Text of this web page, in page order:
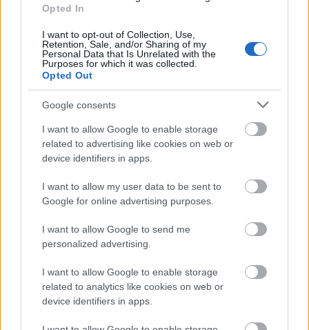
Opted In
I want to opt-out of Collection, Use,
Retention, Sale, and/or Sharing of my
Personal Data that Is Unrelated with the
Purposes for which it was collected.
Opted Out
Google consents
I want to allow Google to enable storage
related to advertising like cookies on web or
device identifiers in apps.
I want to allow my user data to be sent to
Google for online advertising purposes.
I want to allow Google to send me
personalized advertising.
I want to allow Google to enable storage
related to analytics like cookies on web or
device identifiers in apps.
Kárpátaljai érdekességek: Lenon utca?
Kárpátalján
új erőre kapott a „dekommunizáció
azaz a szovjet időszakból maradt utcanevek ...
Minden orosz céget betiltatnak